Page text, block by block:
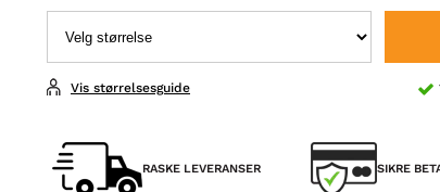
Vis størrelsesguide
RASKE LEVERANSER SIKRE